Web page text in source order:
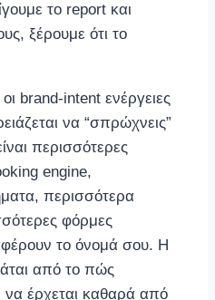
το report και
ξέρουμε ότι το
brand-intent ενέργειες
να “σπρώχνεις”
περισσότερες
engine,
περισσότερα
φόρμες
το όνομά σου. Η
από το πώς
να έρχεται καθαρά από